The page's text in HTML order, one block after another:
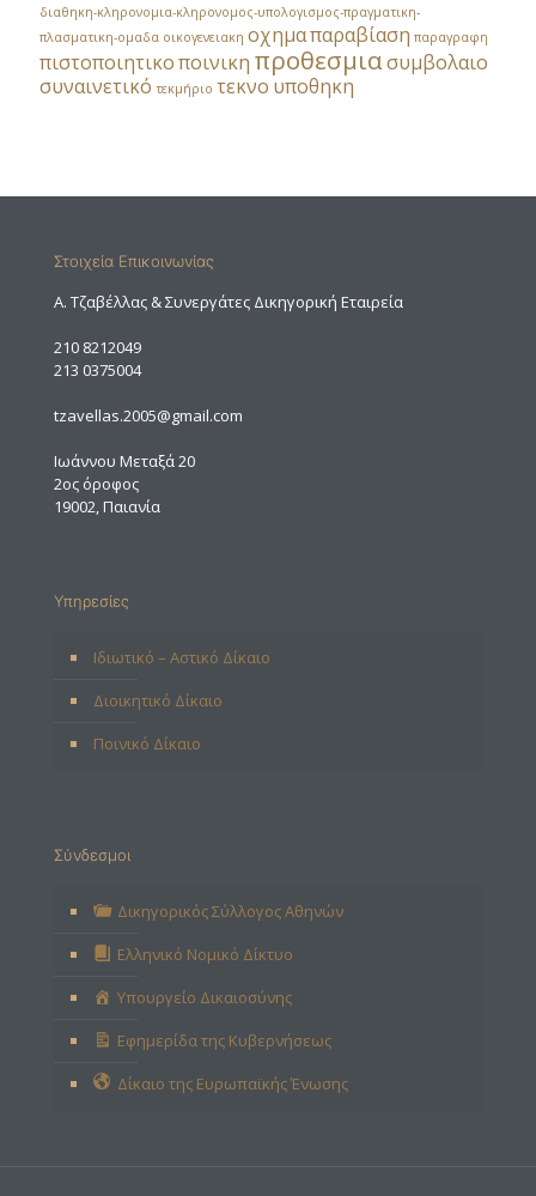
διαθηκη-κληρονομια-κληρονομος-υπολογισμος-πραγματικη-
πλασματικη-ομαδα οικογενειακη οχημαπαραβίαση παραγραφη
πιστοποιητικοποινικη προθεσμιασυμβολαιο
συναινετικό τεκμήριο τεκνο υποθηκη
Στοιχεία Επικοινωνίας
A. Τζαβέλλας & Συνεργάτες Δικηγορική Εταιρεία
210 8212049
213 0375004
tzavellas.2005@gmail.com
Ιωάννου Μεταξά 20
2ος όροφος
19002, Παιανία
Υπηρεσίες
Ιδιωτικό – Αστικό Δίκαιο
Διοικητικό Δίκαιο
Ποινικό Δίκαιο
Σύνδεσμοι
Δικηγορικός Σύλλογος Αθηνών
Ελληνικό Νομικό Δίκτυο
Υπουργείο Δικαιοσύνης
Εφημερίδα της Κυβερνήσεως
Δίκαιο της Ευρωπαϊκής Ένωσης